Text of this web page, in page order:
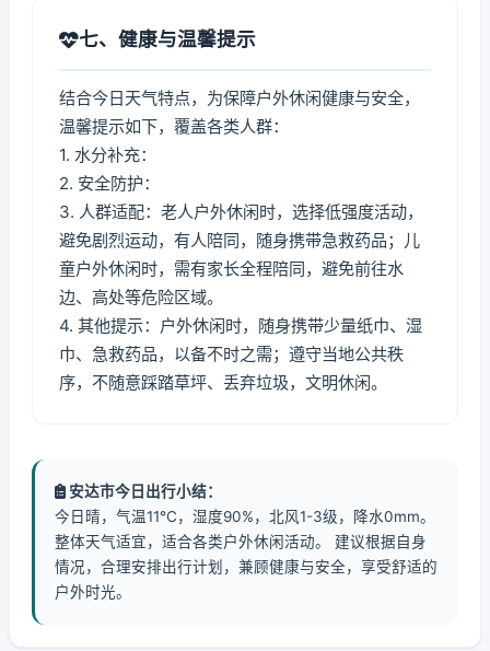
七、健康与温馨提示
结合今日天气特点，为保障户外休闲健康与安全，
温馨提示如下，覆盖各类人群：
1. 水分补充：
2. 安全防护：
3. 人群适配：老人户外休闲时，选择低强度活动，
避免剧烈运动，有人陪同，随身携带急救药品；儿
童户外休闲时，需有家长全程陪同，避免前往水
边、高处等危险区域。
4. 其他提示：户外休闲时，随身携带少量纸巾、湿
巾、急救药品，以备不时之需；遵守当地公共秩
序，不随意踩踏草坪、丢弃垃圾，文明休闲。
安达市今日出行小结：
今日晴，气温11℃，湿度90%，北风1-3级，降水0mm。
整体天气适宜，适合各类户外休闲活动。 建议根据自身
情况，合理安排出行计划，兼顾健康与安全，享受舒适的
户外时光。